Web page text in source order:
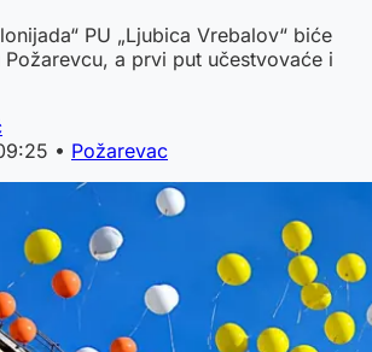
PU „Ljubica Vrebalov“ biće
a prvi put učestvovaće i
• Požarevac